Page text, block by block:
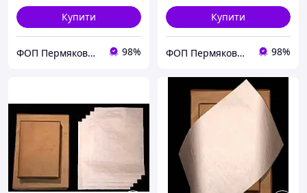
Купити
ФОП Пермякова Д.Ю. 98%
Купити
ФОП Пермякова Д.Ю. 98%